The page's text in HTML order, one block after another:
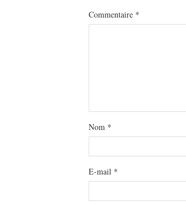
Commentaire *
Nom *
E-mail *